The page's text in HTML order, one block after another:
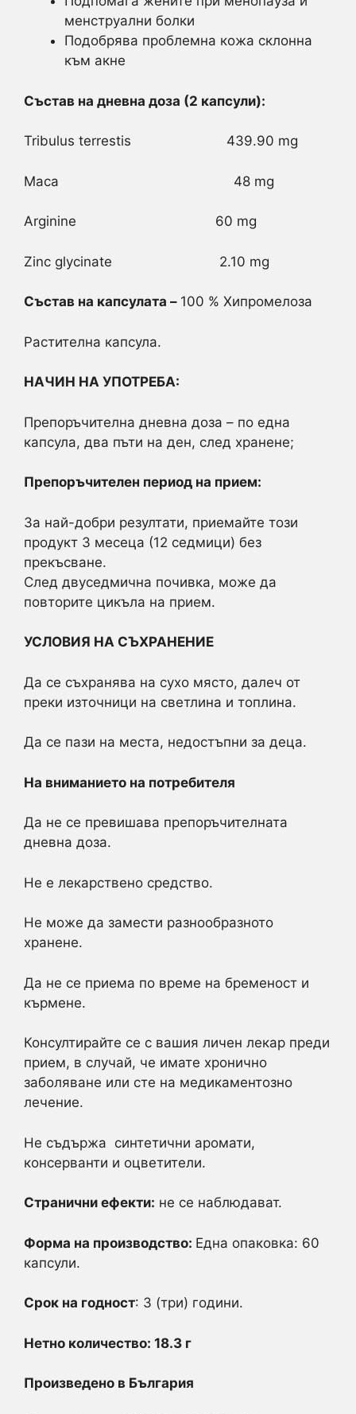
менструални болки
Подобрява проблемна кожа склонна
към акне
Състав на дневна доза (2 капсули):
Tribulus terrestis 439.90 mg
Maca 48 mg
Arginine 60 mg
Zinc glycinate 2.10 mg
Състав на капсулата – 100 % Хипромелоза
Растителна капсула.
НАЧИН НА УПОТРЕБА:
Препоръчителна дневна доза – по една
капсула, два пъти на ден, след хранене;
Препоръчителен период на прием:
За най-добри резултати, приемайте този
продукт 3 месеца (12 седмици) без
прекъсване.
След двуседмична почивка, може да
повторите цикъла на прием.
УСЛОВИЯ НА СЪХРАНЕНИЕ
Да се съхранява на сухо място, далеч от
преки източници на светлина и топлина.
Да се пази на места, недостъпни за деца.
На вниманието на потребителя
Да не се превишава препоръчителната
дневна доза.
Не е лекарствено средство.
Не може да замести разнообразното
хранене.
Да не се приема по време на бременост и
кърмене.
Консултирайте се с вашия личен лекар преди
прием, в случай, че имате хронично
заболяване или сте на медикаментозно
лечение.
Не съдържа синтетични аромати,
консерванти и оцветители.
Странични ефекти: не се наблюдават.
Форма на производство: Една опаковка: 60
капсули.
Срок на годност: 3 (три) години.
Нетно количество: 18.3 г
Произведено в България